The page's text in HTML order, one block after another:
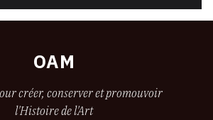
essentiel)
sur les pages majeures d'OAM
cible composée de 100% de
OAM
créer, conserver et promouvoir
l'Histoire de l'Art